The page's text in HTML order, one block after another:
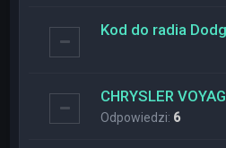
Kod do radia
CHRYSLER
Odpowiedzi: 6